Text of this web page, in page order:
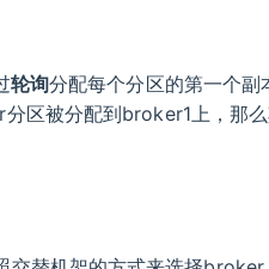
轮询分配每个分区的第一个
区被分配到broker1上，那